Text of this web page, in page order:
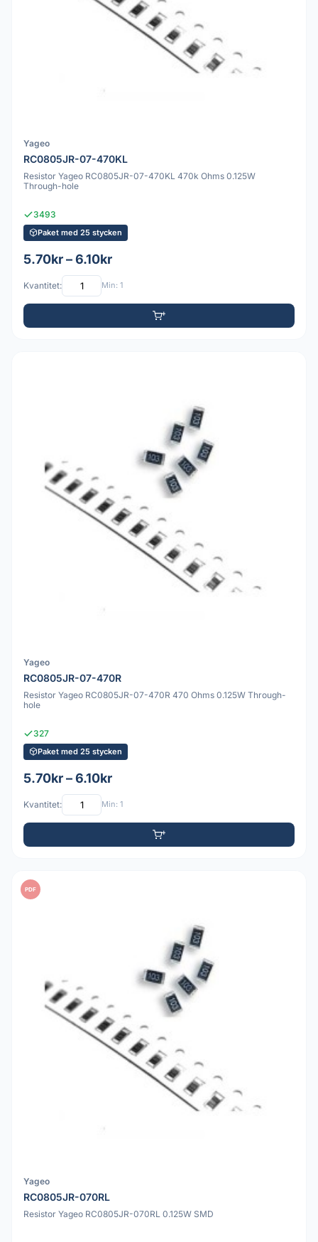
Yageo
RC0805JR-07-470KL
Resistor Yageo RC0805JR-07-470KL 470k Ohms 0.125W
Through-hole
3493
Paket med 25 stycken
5.70kr – 6.10kr
Kvantitet: Min: 1
Yageo
RC0805JR-07-470R
Resistor Yageo RC0805JR-07-470R 470 Ohms 0.125W Through-
hole
327
Paket med 25 stycken
5.70kr – 6.10kr
Kvantitet: Min: 1
PDF
Yageo
RC0805JR-070RL
Resistor Yageo RC0805JR-070RL 0.125W SMD